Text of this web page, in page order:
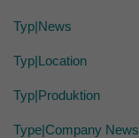
Typ|News
Typ|Location
Typ|Produktion
Type|Company News